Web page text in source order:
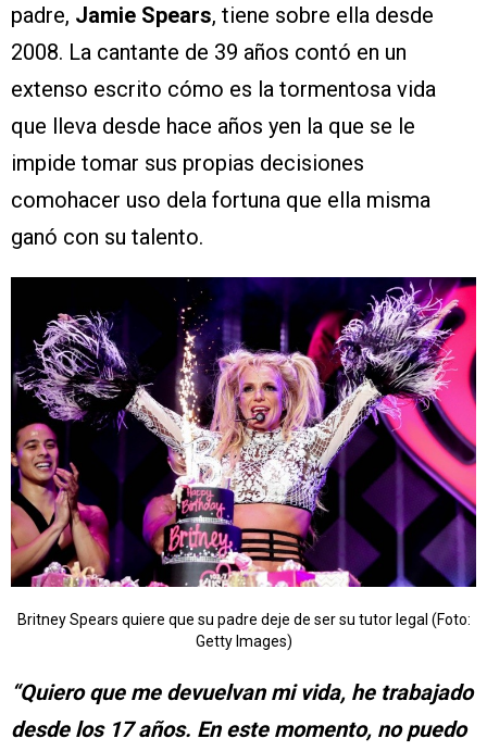
padre, Jamie Spears, tiene sobre ella desde
2008. La cantante de 39 años contó en un
extenso escrito cómo es la tormentosa vida
que lleva desde hace años yen la que se le
impide tomar sus propias decisiones
comohacer uso dela fortuna que ella misma
ganó con su talento.
Britney Spears quiere que su padre deje de ser su tutor legal (Foto:
Getty Images)
“Quiero que me devuelvan mi vida, he trabajado
desde los 17 años. En este momento, no puedo